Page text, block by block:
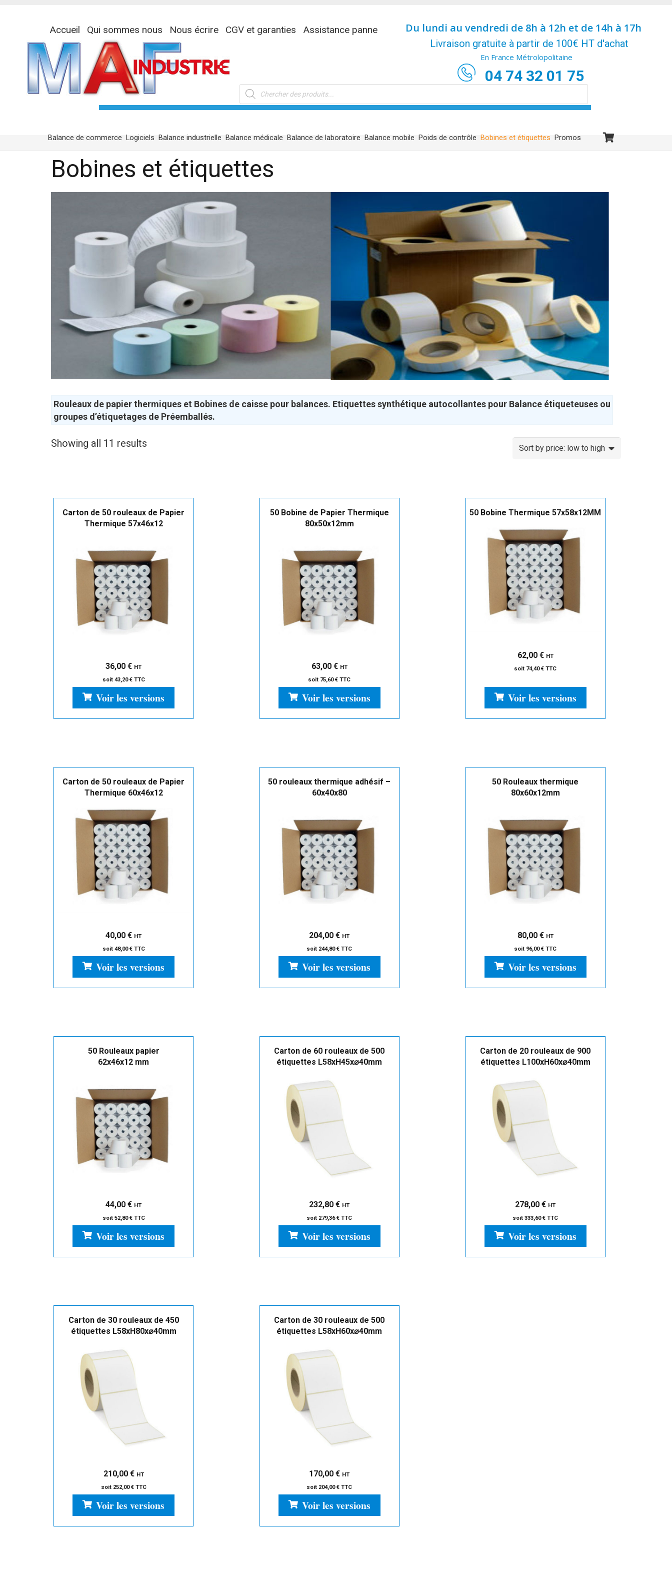
Accueil Qui sommes nous Nous écrire CGV et garanties Assistance panne
04 74 32 01 75
Du lundi au vendredi de 8h à 12h et de 14h à 17h
Recherche
de
En France Métrolopolitaine
Livraison gratuite à partir de 100€ HT d'achat
Balance de commerce Logiciels Balance industrielle Balance médicale Balance de laboratoire Balance mobile Poids de contrôle Bobines et étiquettes Promos
Bobines et étiquettes
Rouleaux de papier thermiques et Bobines de caisse pour balances. Etiquettes synthétique autocollantes pour Balance étiqueteuses ou
groupes d’étiquetages de Préemballés.
Showing all 11 results
Carton de 50 rouleaux de Papier
Thermique 57x46x12
36,00 € HT
soit 43,20€TTC
Voir les versions
50 Bobine de Papier Thermique
80x50x12mm
63,00 € HT
soit 75,60€ TTC
Voir les versions
50 Bobine Thermique 57x58x12MM
62,00 € HT
soit 74,40€ TTC
Voir les versions
Carton de 50 rouleaux de Papier
Thermique 60x46x12
40,00 € HT
soit 48,00€TTC
Voir les versions
50 rouleaux thermique adhésif –
60x40x80
204,00€ HT
soit 244,80€ TTC
Voir les versions
50 Rouleaux thermique
80x60x12mm
80,00 € HT
soit 96,00€ TTC
Voir les versions
50 Rouleaux papier
62x46x12 mm
44,00 € HT
soit 52,80€TTC
Voir les versions
Carton de 60 rouleaux de 500
étiquettes L58xH45x⌀40mm
232,80€ HT
soit 279,36€ TTC
Voir les versions
Carton de 20 rouleaux de 900
étiquettes L100xH60x⌀40mm
278,00€ HT
soit333,60€ TTC
Voir les versions
Carton de 30 rouleaux de 450
étiquettes L58xH80x⌀40mm
210,00 € HT
soit 252,00€TTC
Voir les versions
Carton de 30 rouleaux de 500
étiquettes L58xH60x⌀40mm
170,00€ HT
soit 204,00€ TTC
Voir les versions